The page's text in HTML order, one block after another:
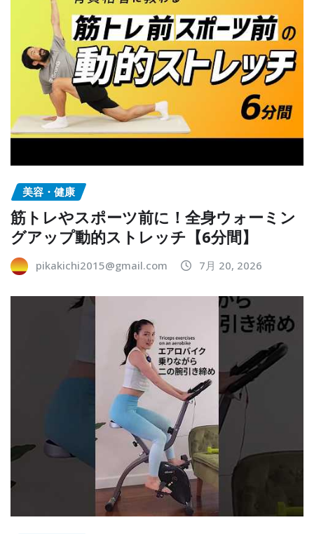
美容・健康
筋トレやスポーツ前に！全身ウォーミン
グアップ動的ストレッチ【6分間】
pikakichi2015@gmail.com 7月 20, 2026